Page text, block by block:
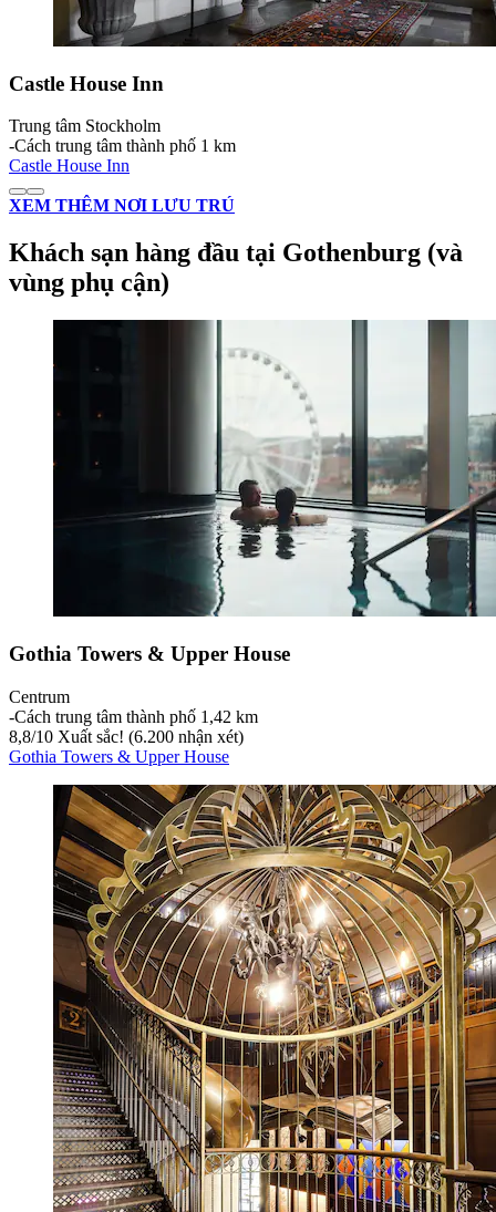
Castle House Inn
Trung tâm Stockholm
‐Cách trung tâm thành phố 1 km
Castle House Inn
XEM THÊM NƠI LƯU TRÚ
Khách sạn hàng đầu tại Gothenburg (và
vùng phụ cận)
Gothia Towers & Upper House
Centrum
‐Cách trung tâm thành phố 1,42 km
8,8/10 Xuất sắc! (6.200 nhận xét)
Gothia Towers & Upper House